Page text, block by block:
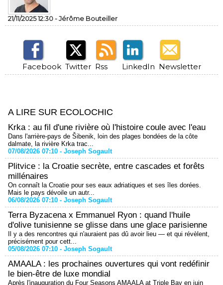
21/11/2025 12:30 -Jérôme Bouteiller
Facebook Twitter Rss LinkedIn Newsletter
A LIRE SUR ECOLOCHIC
Krka : au fil d'une rivière où l'histoire coule avec l'eau
Dans l'arrière-pays de Šibenik, loin des plages bondées de la côte
dalmate, la rivière Krka trac...
07/08/2026 07:10 - Joseph Sogault
Plitvice : la Croatie secrète, entre cascades et forêts
millénaires
On connaît la Croatie pour ses eaux adriatiques et ses îles dorées.
Mais le pays dévoile un autr...
06/08/2026 07:10 - Joseph Sogault
Terra Byzacena x Emmanuel Ryon : quand l'huile
d'olive tunisienne se glisse dans une glace parisienne
Il y a des rencontres qui n'auraient pas dû avoir lieu — et qui révèlent,
précisément pour cett...
05/08/2026 07:10 - Joseph Sogault
AMAALA : les prochaines ouvertures qui vont redéfinir
le bien-être de luxe mondial
Après l'inauguration du Four Seasons AMAALA at Triple Bay en juin